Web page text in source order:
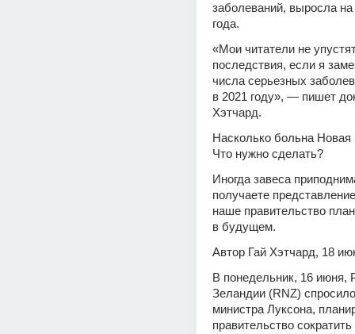
заболеваний, выросла
года.
«Мои читатели не
последствия, если я
числа серьезных
в 2021 году», — пишет
Хэтчард.
Насколько больна Новая
Что нужно сделать?
Иногда завеса
получаете
наше правительство
в будущем.
Автор Гай Хэтчард, 18
В понедельник, 16 июня,
Зеландии (RNZ)
министра Луксона,
правительство